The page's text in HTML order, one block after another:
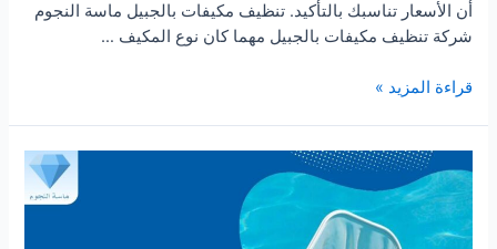
أن الأسعار تناسبك بالتأكيد. تنظيف مكيفات بالجبيل ماسة النجوم
شركة تنظيف مكيفات بالجبيل مهما كان نوع المكيف …
شركة
بالجبيل
قراءة المزيد »